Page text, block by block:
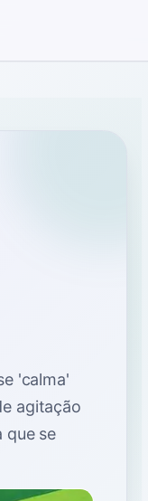
'calma'
agitação
que se